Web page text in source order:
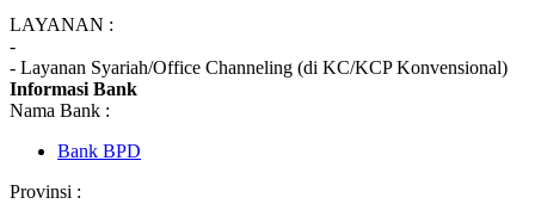
LAYANAN :
-
- Layanan Syariah/Office Channeling (di KC/KCP Konvensional)
Informasi Bank
Nama Bank :
Bank BPD
Provinsi :